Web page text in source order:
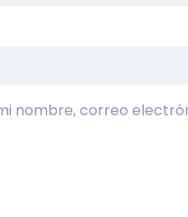
nombre, correo